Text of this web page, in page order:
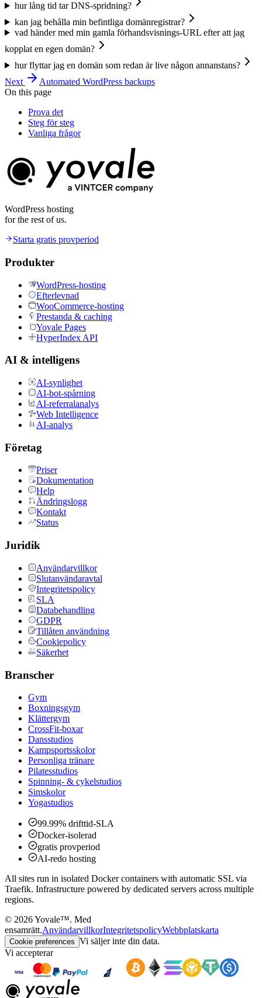
hur lång tid tar DNS-spridning?
kan jag behålla min befintliga domänregistrar?
vad händer med min gamla förhandsvisnings-URL efter att jag
kopplat en egen domän?
hur flyttar jag en domän som redan är live någon annanstans?
Next
Automated WordPress backups
On this page
Prova det
Steg för steg
Vanliga frågor
WordPress hosting
for the rest of us.
Starta gratis provperiod
Produkter
WordPress-hosting
Efterlevnad
WooCommerce-hosting
Prestanda & caching
Yovale Pages
HyperIndex API
AI & intelligens
AI-synlighet
AI-bot-spårning
AI-referralanalys
Web Intelligence
AI-analys
Företag
Priser
Dokumentation
Help
Ändringslogg
Kontakt
Status
Juridik
Användarvillkor
Slutanvändaravtal
Integritetspolicy
SLA
Databehandling
GDPR
Tillåten användning
Cookiepolicy
Säkerhet
Branscher
Gym
Boxningsgym
Klättergym
CrossFit-boxar
Dansstudios
Kampsportsskolor
Personliga tränare
Pilatesstudios
Spinning- & cykelstudios
Simskolor
Yogastudios
99.99% drifttid-SLA
Docker-isolerad
gratis provperiod
AI-redo hosting
All sites run in isolated Docker containers with automatic SSL via
Traefik. Infrastructure powered by dedicated servers across multiple
regions.
© 2026Yovale™. Med
ensamrätt.AnvändarvillkorIntegritetspolicyWebbplatskarta
Cookie preferences Vi säljer inte din data.
Vi accepterar